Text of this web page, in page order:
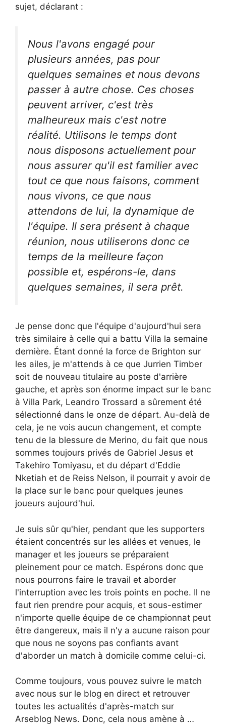
sujet, déclarant :
Nous l'avons engagé pour
plusieurs années, pas pour
quelques semaines et nous devons
passer à autre chose. Ces choses
peuvent arriver, c'est très
malheureux mais c'est notre
réalité. Utilisons le temps dont
nous disposons actuellement pour
nous assurer qu'il est familier avec
tout ce que nous faisons, comment
nous vivons, ce que nous
attendons de lui, la dynamique de
l'équipe. Il sera présent à chaque
réunion, nous utiliserons donc ce
temps de la meilleure façon
possible et, espérons-le, dans
quelques semaines, il sera prêt.
Je pense donc que l'équipe d'aujourd'hui sera
très similaire à celle qui a battu Villa la semaine
dernière. Étant donné la force de Brighton sur
les ailes, je m'attends à ce que Jurrien Timber
soit de nouveau titulaire au poste d'arrière
gauche, et après son énorme impact sur le banc
à Villa Park, Leandro Trossard a sûrement été
sélectionné dans le onze de départ. Au-delà de
cela, je ne vois aucun changement, et compte
tenu de la blessure de Merino, du fait que nous
sommes toujours privés de Gabriel Jesus et
Takehiro Tomiyasu, et du départ d'Eddie
Nketiah et de Reiss Nelson, il pourrait y avoir de
la place sur le banc pour quelques jeunes
joueurs aujourd'hui.
Je suis sûr qu'hier, pendant que les supporters
étaient concentrés sur les allées et venues, le
manager et les joueurs se préparaient
pleinement pour ce match. Espérons donc que
nous pourrons faire le travail et aborder
l'interruption avec les trois points en poche. Il ne
faut rien prendre pour acquis, et sous-estimer
n'importe quelle équipe de ce championnat peut
être dangereux, mais il n'y a aucune raison pour
que nous ne soyons pas confiants avant
d'aborder un match à domicile comme celui-ci.
Comme toujours, vous pouvez suivre le match
avec nous sur le blog en direct et retrouver
toutes les actualités d'après-match sur
Arseblog News. Donc, cela nous amène à …